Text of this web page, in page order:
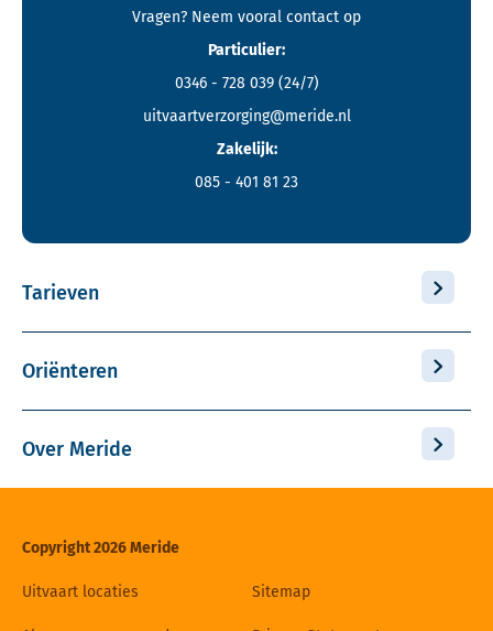
Vragen? Neem vooral contact op
Particulier:
0346 - 728 039 (24/7)
uitvaartverzorging@meride.nl
Zakelijk:
085 - 401 81 23
Tarieven
Oriënteren
Over Meride
Copyright 2026 Meride
Uitvaart locaties Sitemap